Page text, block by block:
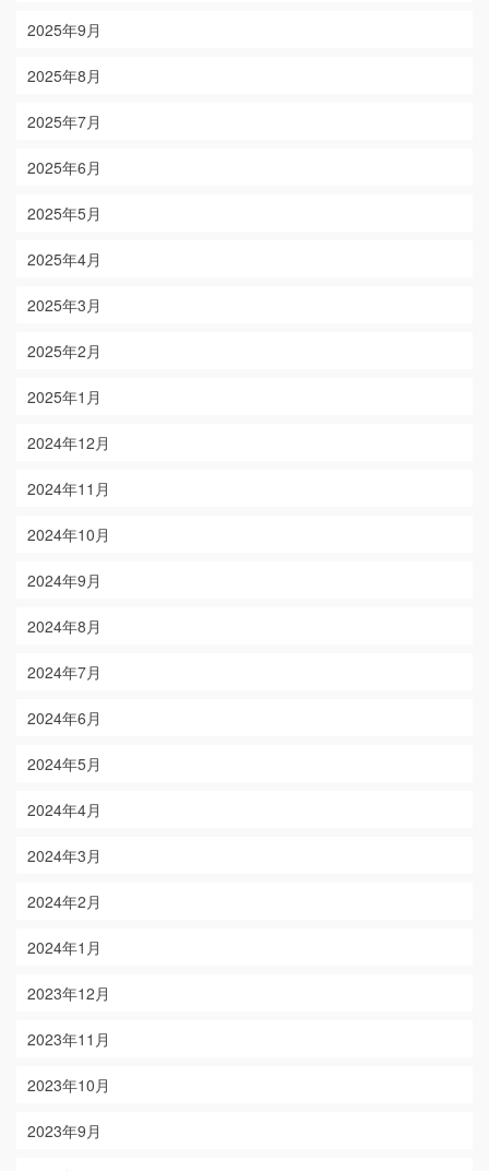
2025年9月
2025年8月
2025年7月
2025年6月
2025年5月
2025年4月
2025年3月
2025年2月
2025年1月
2024年12月
2024年11月
2024年10月
2024年9月
2024年8月
2024年7月
2024年6月
2024年5月
2024年4月
2024年3月
2024年2月
2024年1月
2023年12月
2023年11月
2023年10月
2023年9月